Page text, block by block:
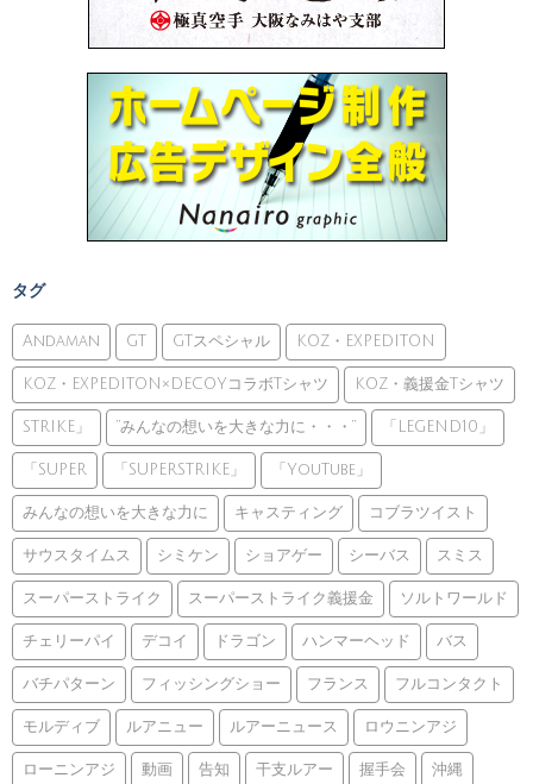
タグ
Andaman GT GTスペシャル KOZ・EXPEDITON
KOZ・EXPEDITON×DECOYコラボTシャツ KOZ・義援金Tシャツ
STRIKE」 ”みんなの想いを大きな力に・・・” 「LEGEND10」
「SUPER 「SUPERSTRIKE」 「YouTube」
みんなの想いを大きな力に キャスティング コブラツイスト
サウスタイムス シミケン ショアゲー シーバス スミス
スーパーストライク スーパーストライク義援金 ソルトワールド
チェリーパイ デコイ ドラゴン ハンマーヘッド バス
バチパターン フィッシングショー フランス フルコンタクト
モルディブ ルアニュー ルアーニュース ロウニンアジ
ローニンアジ 動画 告知 干支ルアー 握手会 沖縄